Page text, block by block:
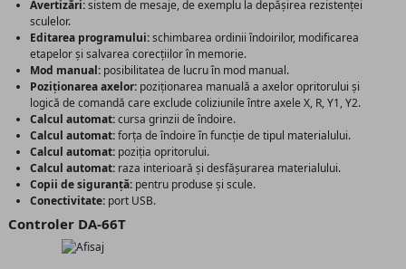
Avertizări:sistem de mesaje, de exemplu la depășirea rezistenței
sculelor.
Editarea programului:schimbarea ordinii îndoirilor, modificarea
etapelor și salvarea corecțiilor în memorie.
Mod manual: posibilitatea de lucru în mod manual.
Poziționarea axelor: poziționarea manuală a axelor opritorului și
logică de comandă care exclude coliziunile între axele X, R, Y1, Y2.
Calcul automat:cursa grinzii de îndoire.
Calcul automat:forța de îndoire în funcție de tipul materialului.
Calcul automat: poziția opritorului.
Calcul automat: raza interioară și desfășurarea materialului.
Copii de siguranță: pentru produse și scule.
Conectivitate: port USB.
Controler DA-66T